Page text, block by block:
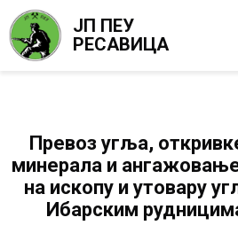
ЈП ПЕУ
РЕСАВИЦА
Превоз угља,
минерала и
на ископу и утовару
Ибарским